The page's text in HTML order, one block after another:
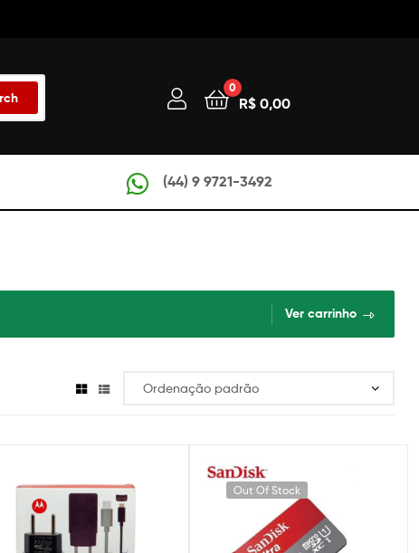
0
R$0,00
(44) 9 9721-3492
Ver carrinho
Out Of Stock